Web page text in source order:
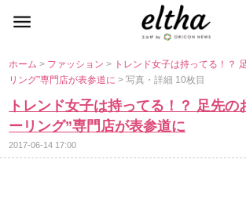
ホーム> ファッション> トレンド女子は持ってる！？
リング”専門店が表参道に> 写真・詳細 10枚目
トレンド女子は持ってる！？ 足先の
ーリング”専門店が表参道に
2017-06-14 17:00